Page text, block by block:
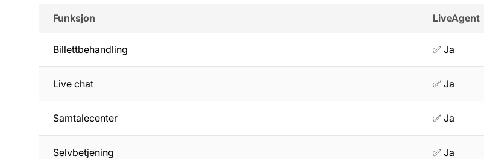
Funksjon LiveAgent
Billettbehandling ✅ Ja
Live chat ✅ Ja
Samtalecenter ✅ Ja
Selvbetjening ✅ Ja